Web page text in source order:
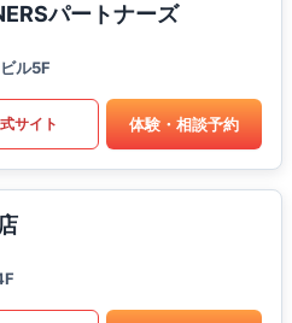
パートナーズ
ル5F
サイト 体験・相談予約